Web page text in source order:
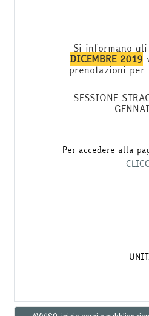
Si informano
DICEMBRE 2019
prenotazioni
SESSIONE
Per accedere alla